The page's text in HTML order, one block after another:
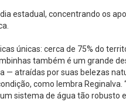
estadual, concentrando os
únicas: cerca de 75% do
também é um grande
— atraídas por suas belezas
como lembra
sistema de água tão